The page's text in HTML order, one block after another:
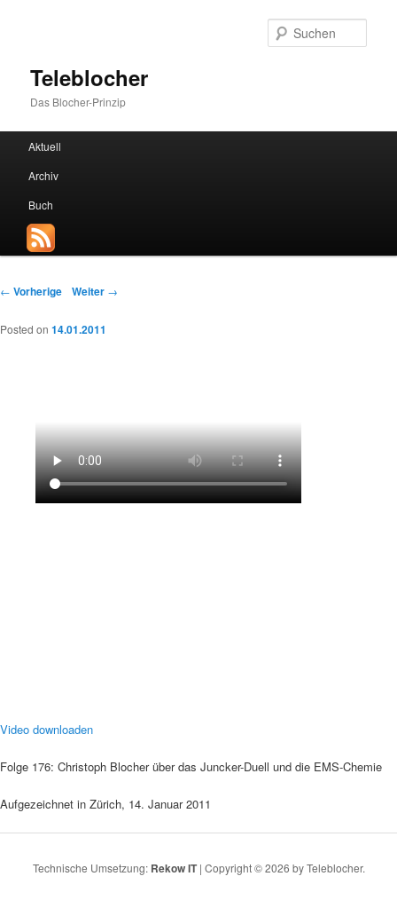
Teleblocher
Das Blocher-Prinzip
HauptmenüZum Inhalt wechseln
Zum sekundären Inhalt wechseln
Aktuell
Archiv
Buch
Beitrags-Navigation
← Vorherige Weiter →
Video downloaden
Folge 176: Christoph Blocher über das Juncker-Duell und die EMS-Chemie
Aufgezeichnet in Zürich, 14. Januar 2011
Posted on 14.01.2011
Technische Umsetzung: Rekow IT| Copyright © 2026 by Teleblocher.